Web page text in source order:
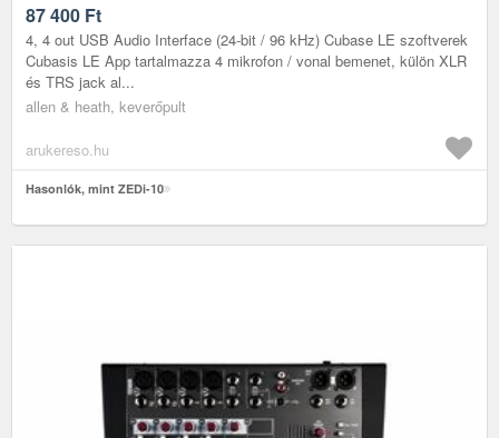
87 400 Ft
4, 4 out USB Audio Interface (24-bit / 96 kHz) Cubase LE szoftverek
Cubasis LE App tartalmazza 4 mikrofon / vonal bemenet, külön XLR
és TRS jack al...
allen & heath, keverőpult
arukereso.hu
Hasonlók, mint ZEDi-10